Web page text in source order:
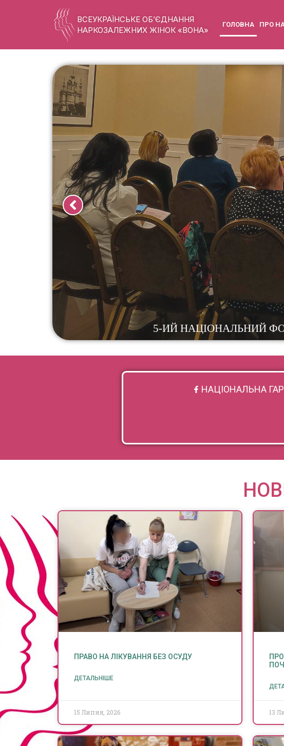
ВСЕУКРАЇНСЬКЕ ОБ’ЄДНАННЯ
НАРКОЗАЛЕЖНИХ ЖІНОК «ВОНА»
ГОЛОВНА ПРО
НАЦІОНАЛЬНА
ПРАВО НА ЛІКУВАННЯ БЕЗ ОСУДУ
ДЕТАЛЬНІШЕ
15 Липня, 2026 13